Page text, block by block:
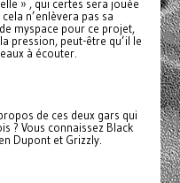
» , qui certes sera jouée
n’enlèvera pas sa
myspace pour ce projet,
pression, peut-être qu’il le
à écouter.
de ces deux gars qui
? Vous connaissez Black
Dupont et Grizzly.